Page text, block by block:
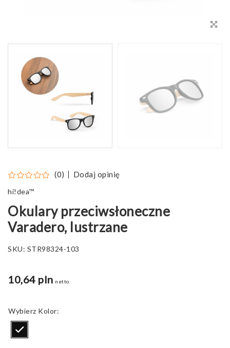
(0) Dodaj opinię
hi!dea™
Okulary przeciwsłoneczne
Varadero, lustrzane
SKU: STR98324-103
10,64 pln netto
Kolor